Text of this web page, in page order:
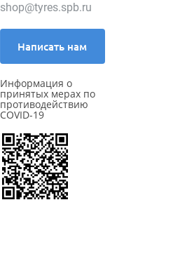
shop@tyres.spb.ru
Написать нам
Информация о
принятых мерах по
противодействию
COVID-19